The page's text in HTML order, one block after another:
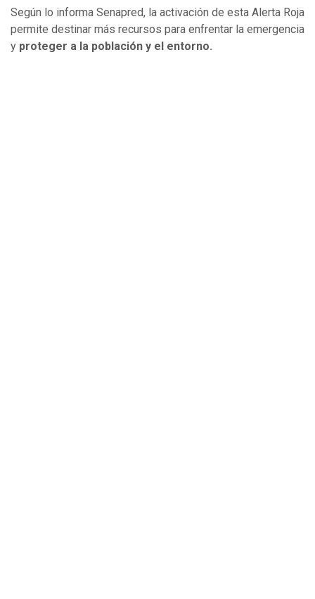
Según lo informa Senapred, la activación de esta Alerta Roja
permite destinar más recursos para enfrentar la emergencia
y proteger a la población y el entorno.